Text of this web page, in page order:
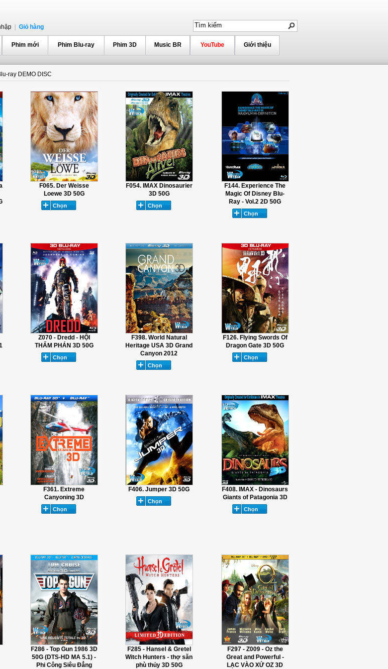
Giỏ hàng
Phim mới Phim Blu-ray Phim 3D Music BR YouTube Giới thiệu
ray DEMO DISC
F144. Experience The
Magic Of Disney Blu-
Ray - Vol.2 2D 50G
F065. Der Weisse
Loewe 3D 50G
F054. IMAX Dinosaurier
3D 50G
F126. Flying Swords Of
Dragon Gate 3D 50G
Z070 - Dredd - HỘI
THẨM PHÁN 3D 50G
F398. World Natural
Heritage USA 3D Grand
Canyon 2012
F408. IMAX - Dinosaurs
Giants of Patagonia 3D
F361. Extreme
Canyoning 3D
F406. Jumper 3D 50G
F297 - Z009 - Oz the
Great and Powerful -
LẠC VÀO XỨ OZ 3D
F286 - Top Gun 1986 3D
50G (DTS-HD MA 5.1) -
Phi Công Siêu Đẳng
F285 - Hansel & Gretel
Witch Hunters - thợ săn
phù thủy 3D 50G